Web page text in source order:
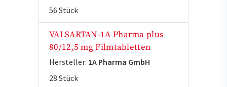
56 Stück
VALSARTAN-1A Pharma plus
80/12,5 mg Filmtabletten
Hersteller: 1A Pharma GmbH
28 Stück